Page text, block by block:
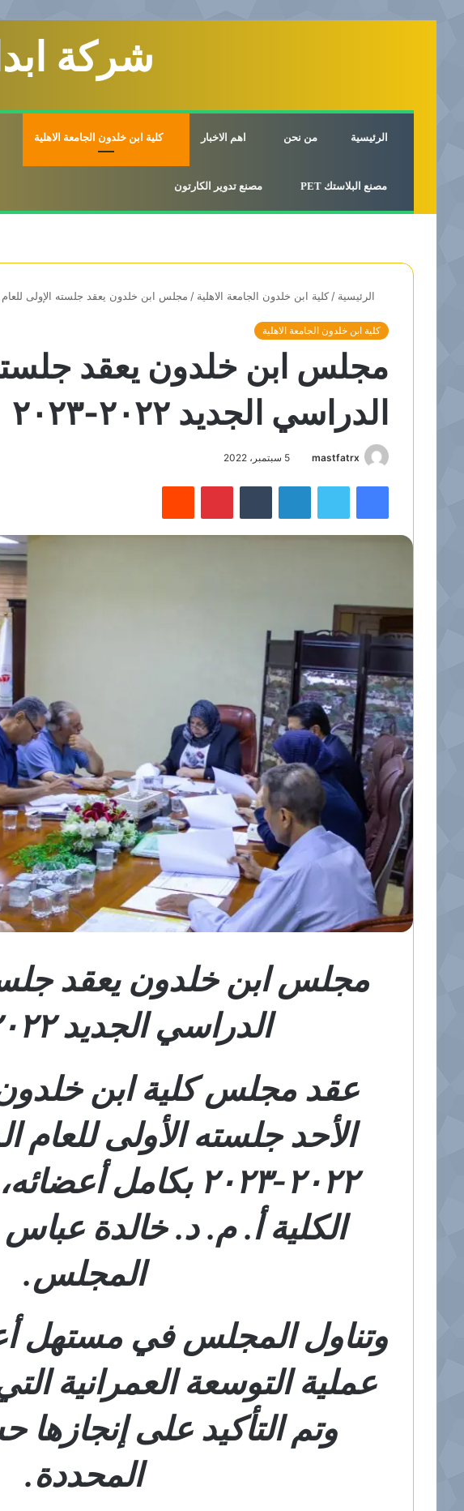
شركة
الرئيسية من نحن اهم الاخبار كلية ابن خلدون الجامعة الاهلية
مصنع البلاستك PET مصنع تدوير الكارتون
الرئيسية / كلية ابن خلدون الجامعة الاهلية / مجلس ابن خلدون يعقد جلسته الإولى للعام
كلية ابن خلدون الجامعة الاهلية
مجلس ابن خلدون يعقد جلسته
الدراسي الجديد ٢٠٢٢-٢٠٢٣
mastfatrx 5 سبتمبر، 2022
فيسبوك تويتر لينكدإن ‏Tumblr بينتيريست ‏Reddit
مجلس ابن خلدون يعقد
الدراسي الجديد ٢٠٢٢-٢٠٢٣
عقد مجلس كلية ابن خلدون
الأحد جلسته الأولى للعام
٢٠٢٢-٢٠٢٣ بكامل
الكلية أ. م. د. خالدة
المجلس.
وتناول المجلس في مستهل
عملية التوسعة العمرانية
وتم التأكيد على إنجازها
المحددة.